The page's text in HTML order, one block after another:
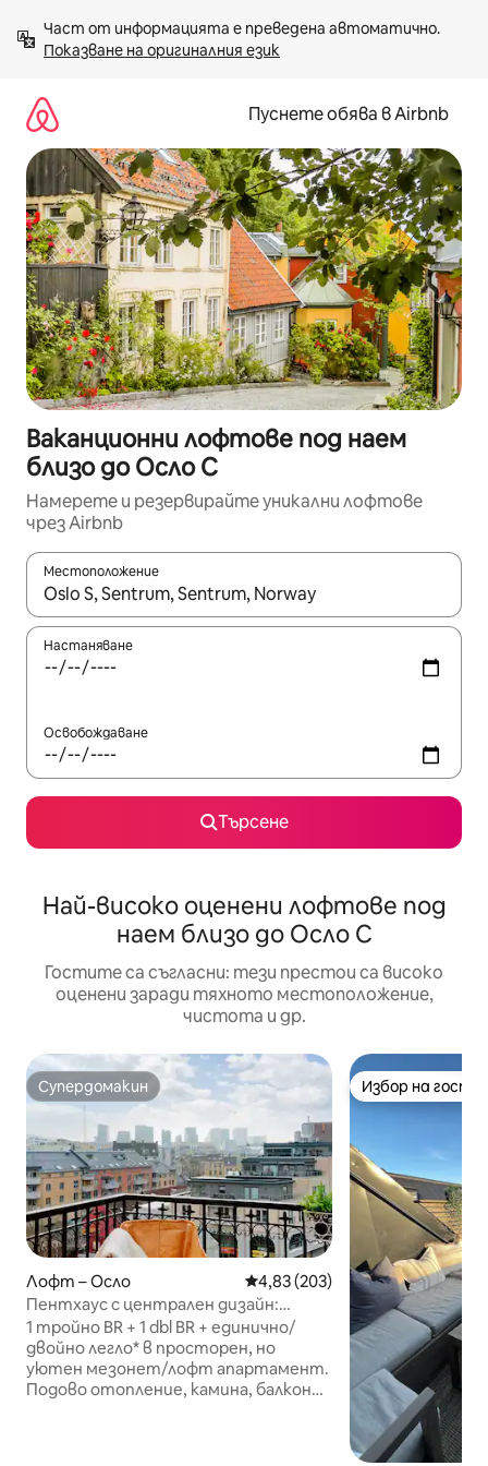
към
съдържанието
Показване на оригиналния език
Пуснете обява в Airbnb
Ваканционни лофтове под наем
близо до Осло С
Намерете и резервирайте уникални лофтове
чрез Airbnb
Местоположение
Когато резултатите се покажат, използвайте
Настаняване
Освобождаване
Търсене
Най-високо оценени лофтове под
наем близо до Осло С
Гостите са съгласни: тези престои са високо
оценени заради тяхното местоположение,
чистота и др.
Супердомакин
Супердомакин
Лофт – Осло Средна оценка: 4,83 от 5,
4,83 (203)
Пентхаус с централен дизайн:
балкон, глед и хамак
1 тройно BR + 1 dbl BR + единично/
двойно легло* в просторен, но
уютен мезонет/лофт апартамент.
Подово отопление, камина, балкон
Избор на
Избор на